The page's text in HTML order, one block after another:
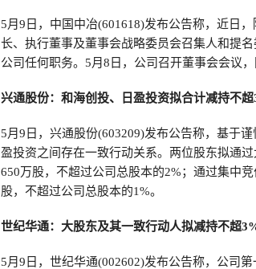
5月9日，中国中冶(601618)发布公告称，近日
长、执行董事及董事会战略委员会召集人和提
公司任何职务。5月8日，公司召开董事会会议
兴通股份：和海创投、日盈投资拟合计减持不
5月9日，兴通股份(603209)发布公告称，基于
盈投资之间存在一致行动关系。两位股东拟通
650万股，不超过公司总股本的2%；通过集中
股，不超过公司总股本的1%。
世纪华通：大股东及其一致行动人拟减持不超
5月9日，世纪华通(002602)发布公告称，公司